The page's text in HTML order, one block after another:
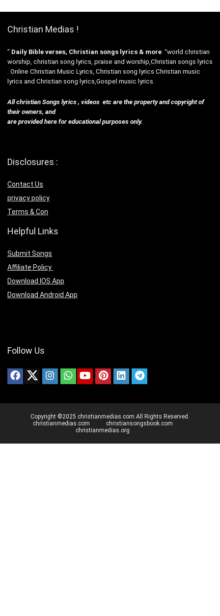
Christian Medias !
” Daily Bible verses, Christian songs lyrics & more “world christian
worship, christian song lyrics, praise and worship,Christian songs lyrics
. Online Christian Music Lyrics, Christian song lyrics Christian music
lyrics and Christian song lyrics,Gospel music lyrics.
All christian Songs lyrics , videos etc are the property and copyright of
their owners, and
are provided here for educational purposes only.
Disclosures :
Contact Us
privacy policy
Terms & Con
Helpful Links
Submit Songs
Affiliate Policy
Download IOS App
Download Android App
Follow Us
Copyright ©2025 christianmedias.com All Rights Reserved.
christianmedias.com
christiansongsbook.com
christianmedias.org